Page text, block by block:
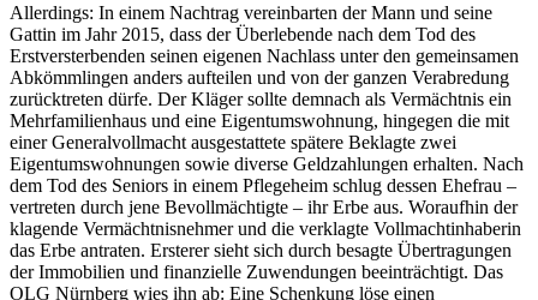
Allerdings: In einem Nachtrag vereinbarten der Mann und seine
Gattin im Jahr 2015, dass der Überlebende nach dem Tod des
Erstversterbenden seinen eigenen Nachlass unter den gemeinsamen
Abkömmlingen anders aufteilen und von der ganzen Verabredung
zurücktreten dürfe. Der Kläger sollte demnach als Vermächtnis ein
Mehrfamilienhaus und eine Eigentumswohnung, hingegen die mit
einer Generalvollmacht ausgestattete spätere Beklagte zwei
Eigentumswohnungen sowie diverse Geldzahlungen erhalten. Nach
dem Tod des Seniors in einem Pflegeheim schlug dessen Ehefrau –
vertreten durch jene Bevollmächtigte – ihr Erbe aus. Woraufhin der
klagende Vermächtnisnehmer und die verklagte Vollmachtinhaberin
das Erbe antraten. Ersterer sieht sich durch besagte Übertragungen
der Immobilien und finanzielle Zuwendungen beeinträchtigt. Das
OLG Nürnberg wies ihn ab: Eine Schenkung löse einen